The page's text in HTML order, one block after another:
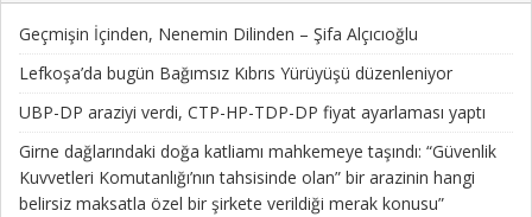
Geçmişin İçinden, Nenemin Dilinden – Şifa Alçıcıoğlu
Lefkoşa’da bugün Bağımsız Kıbrıs Yürüyüşü düzenleniyor
UBP-DP araziyi verdi, CTP-HP-TDP-DP fiyat ayarlaması yaptı
Girne dağlarındaki doğa katliamı mahkemeye taşındı: “Güvenlik
Kuvvetleri Komutanlığı’nın tahsisinde olan” bir arazinin hangi
belirsiz maksatla özel bir şirkete verildiği merak konusu”